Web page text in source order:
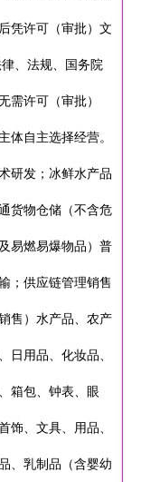
凭许可（审批）文
、法规、国务院
需许可（审批）
体自主选择经营。
研发；冰鲜水产品
货物仓储（不含危
易燃易爆物品）普
；供应链管理销售
销售）水产品、农产
日用品、化妆品、
箱包、钟表、眼
饰、文具、用品、
、乳制品（含婴幼